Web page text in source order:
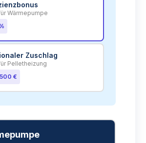
Wärmepumpe
Zuschlag
Pelletheizung
€